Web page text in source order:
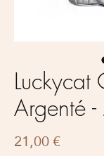
Luckycat
Argenté
21,00 €Prix